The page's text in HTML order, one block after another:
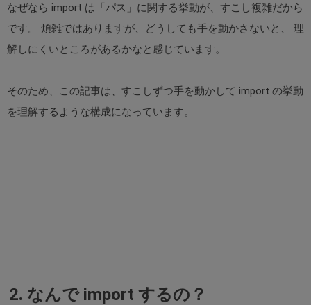
なぜなら import は「パス」に関する挙動が、すこし複雑だから
です。 煩雑ではありますが、どうしても手を動かさないと、 理
解しにくいところがあるかなと感じています。
そのため、この記事は、すこしずつ手を動かして import の挙動
を理解するような構成になっています。
2. なんで import するの？